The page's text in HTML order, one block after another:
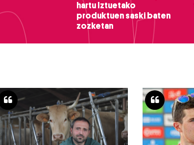
hartu Iztuetako
produktuen saski baten
zozketan